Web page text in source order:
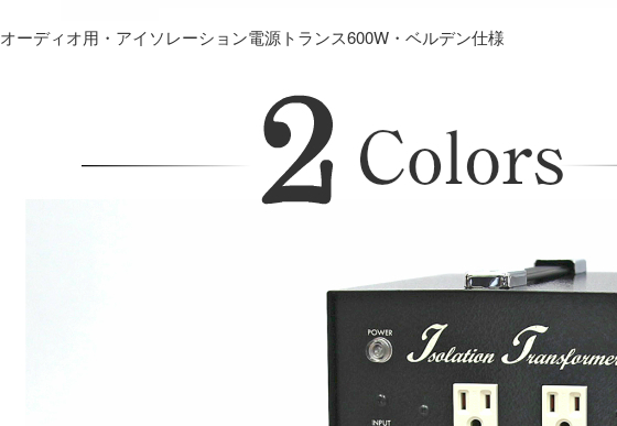
オーディオ用・アイソレーション電源トランス600W・ベルデン仕様